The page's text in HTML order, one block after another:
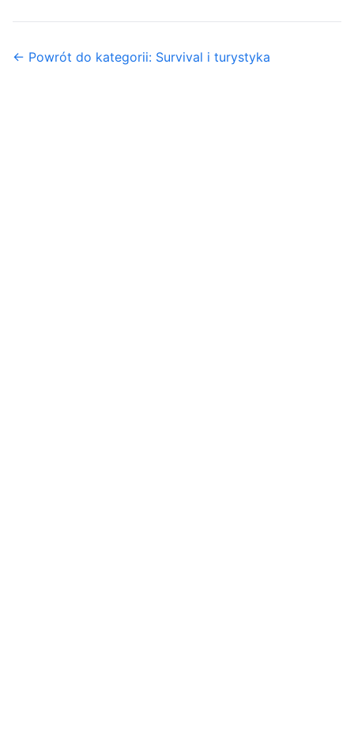
← Powrót do kategorii: Survival i turystyka